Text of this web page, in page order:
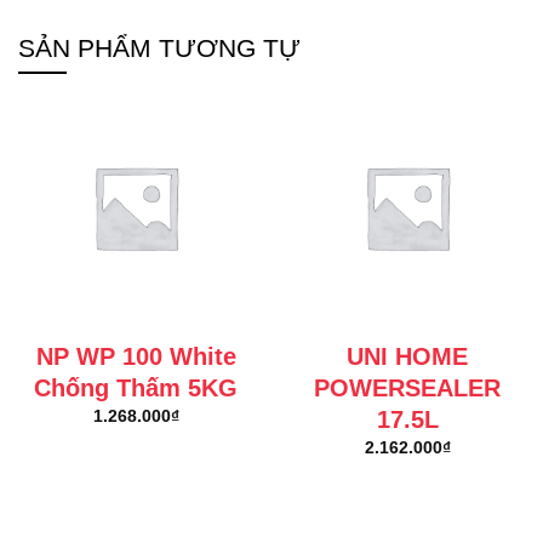
SẢN PHẨM TƯƠNG TỰ
NP WP 100 White
Chống Thấm 5KG
1.268.000₫
UNI HOME
POWERSEALER
17.5L
2.162.000₫